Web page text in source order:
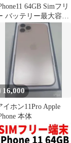
64GB Simフリ
バッテリー最大容量
16,000
イホン11Pro Apple
本体